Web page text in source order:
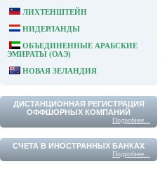
ЛИХТЕНШТЕЙН
НИДЕРЛАНДЫ
ОБЪЕДИНЕННЫЕ АРАБСКИЕ
ЭМИРАТЫ (ОАЭ)
НОВАЯ ЗЕЛАНДИЯ
ДИСТАНЦИОННАЯ РЕГИСТРАЦИЯ
ОФФШОРНЫХ КОМПАНИЙ
Подробнее...
СЧЕТА В ИНОСТРАННЫХ БАНКАХ
Подробнее...